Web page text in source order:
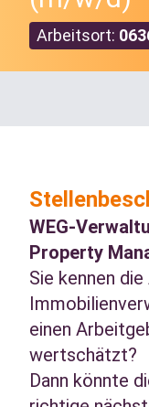
Arbeitsort:
WEG-
Property
Sie kennen
einen
wertschätzt?
Dann könnte